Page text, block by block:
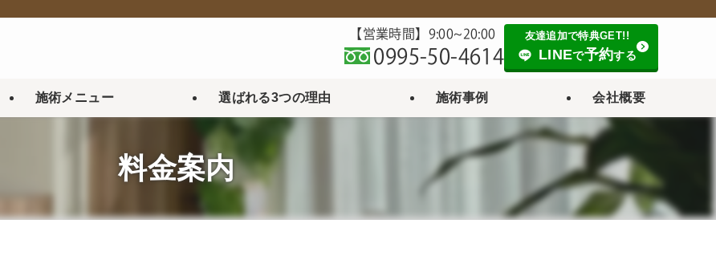
施術メニュー 選ばれる3つの理由 施術事例 会社概要
【営業時間】9:00~20:00
0995-50-4614
友達追加で特典GET!!
LINEで予約する
料金案内